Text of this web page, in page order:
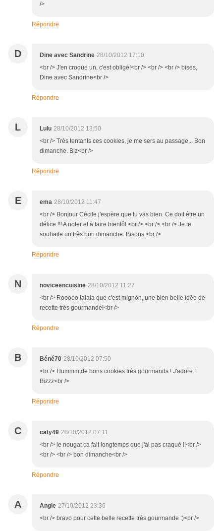
/>
Répondre
D Dine avec Sandrine 28/10/2012 17:10
<br /> J'en croque un, c'est obligé!<br /> <br /> <br /> bises,
Dine avec Sandrine<br />
Répondre
L Lulu 28/10/2012 13:50
<br /> Très tentants ces cookies, je me sers au passage... Bon
dimanche. Biz<br />
Répondre
E ema 28/10/2012 11:47
<br /> Bonjour Cécile j'espère que tu vas bien. Ce doit être un
délice !!! A noter et à faire bientôt.<br /> <br /> <br /> Je te
souhaite un très bon dimanche. Bisous.<br />
Répondre
N noviceencuisine 28/10/2012 11:27
<br /> Rooooo lalala que c'est mignon, une bien belle idée de
recette trés gourmande!<br />
Répondre
B Béné70 28/10/2012 07:50
<br /> Hummm de bons cookies très gourmands ! J'adore !
Bizzz<br />
Répondre
C caty49 28/10/2012 07:11
<br /> le nougat ca fait longtemps que j'ai pas craqué !!<br />
<br /> <br /> bon dimanche<br />
Répondre
A Angie 27/10/2012 23:36
<br /> bravo pour cette belle recette très gourmande :)<br />